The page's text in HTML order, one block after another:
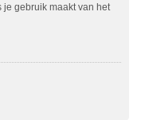
gebruik maakt van het